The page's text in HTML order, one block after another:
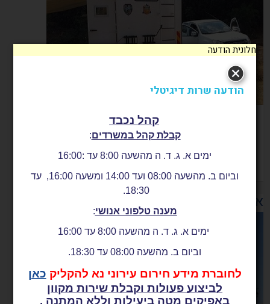
חלונית הודעה
הודעה שרות דיגיטלי
קהל נכבד
קבלת קהל במשרדים:
ימים א. ג. ד. ה מהשעה 8:00 עד :16:00
וביום ב. מהשעה 08:00 ועד 14:00 ומשעה 16:00, עד
18:30.
מענה טלפוני אנושי:
ימים א. ג. ד. ה מהשעה 8:00 עד 16:00
וביום ב. מהשעה 08:00 עד 18:30.
לחוברת מידע חירום עירוני נא להקליק כאן
לביצוע פעולות וקבלת שירות מקוון
באפיקים מטה ביעילות וללא המתנה .
הכנת מוסדות החינוך לשעת חירום
אבטחת מוסדות ציבור עירוניים